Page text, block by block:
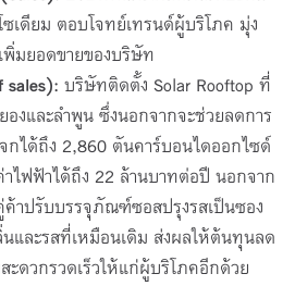
ซเดียม ตอบโจทย์เทรนด์ผู้บริโภค มุ่ง
พิ่มยอดขายของบริษัท
sales): บริษัทติดตั้ง Solar Rooftop ที่
องและลำพูน ซึ่งนอกจากจะช่วยลดการ
กได้ถึง 2,860 ตันคาร์บอนไดออกไซด์
ไฟฟ้าได้ถึง 22 ล้านบาทต่อปี นอกจาก
าปรับบรรจุภัณฑ์ซอสปรุงรสเป็นซอง
และรสที่เหมือนเดิม ส่งผลให้ต้นทุนลด
ะดวกรวดเร็วให้แก่ผู้บริโภคอีกด้วย